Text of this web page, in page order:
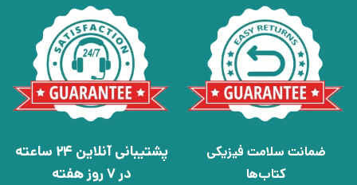
ضمانت سلامت فیزیکی
کتاب‌ها
پشتیبانی آنلاین 24 ساعته
در 7 روز هفته